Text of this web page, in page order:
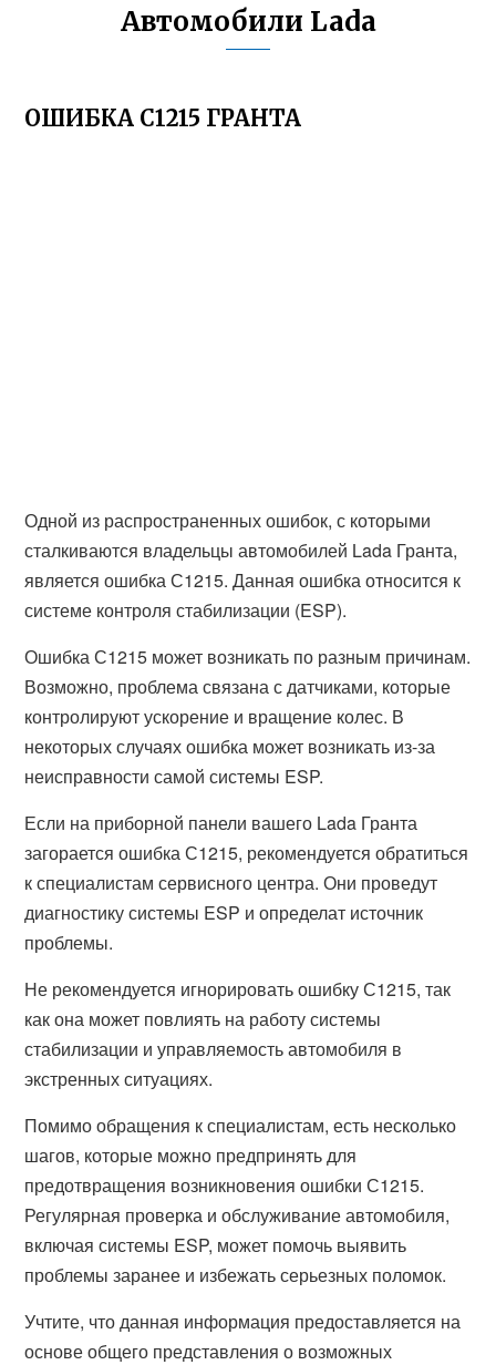
Автомобили Lada
ОШИБКА С1215 ГРАНТА
Одной из распространенных ошибок, с которыми
сталкиваются владельцы автомобилей Lada Гранта,
является ошибка С1215. Данная ошибка относится к
системе контроля стабилизации (ESP).
Ошибка С1215 может возникать по разным причинам.
Возможно, проблема связана с датчиками, которые
контролируют ускорение и вращение колес. В
некоторых случаях ошибка может возникать из-за
неисправности самой системы ESP.
Если на приборной панели вашего Lada Гранта
загорается ошибка С1215, рекомендуется обратиться
к специалистам сервисного центра. Они проведут
диагностику системы ESP и определат источник
проблемы.
Не рекомендуется игнорировать ошибку С1215, так
как она может повлиять на работу системы
стабилизации и управляемость автомобиля в
экстренных ситуациях.
Помимо обращения к специалистам, есть несколько
шагов, которые можно предпринять для
предотвращения возникновения ошибки С1215.
Регулярная проверка и обслуживание автомобиля,
включая системы ESP, может помочь выявить
проблемы заранее и избежать серьезных поломок.
Учтите, что данная информация предоставляется на
основе общего представления о возможных